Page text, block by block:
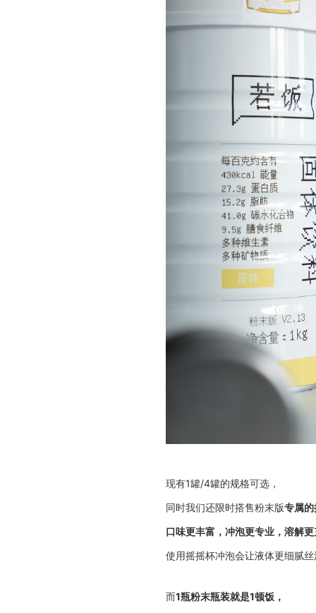
现有1罐/4罐的规格可选，
同时我们还限时搭售粉末版专属
口味更丰富，冲泡更专业，溶解
使用摇摇杯冲泡会让液体更细腻
而1瓶粉末瓶装就是1顿饭，